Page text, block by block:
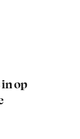
op